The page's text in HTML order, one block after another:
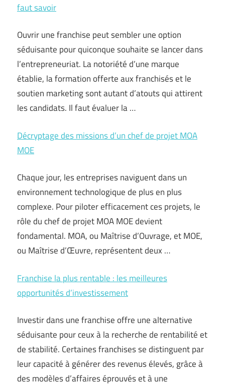
faut savoir
Ouvrir une franchise peut sembler une option
séduisante pour quiconque souhaite se lancer dans
l’entrepreneuriat. La notoriété d’une marque
établie, la formation offerte aux franchisés et le
soutien marketing sont autant d’atouts qui attirent
les candidats. Il faut évaluer la …
Décryptage des missions d’un chef de projet MOA
MOE
Chaque jour, les entreprises naviguent dans un
environnement technologique de plus en plus
complexe. Pour piloter efficacement ces projets, le
rôle du chef de projet MOA MOE devient
fondamental. MOA, ou Maîtrise d’Ouvrage, et MOE,
ou Maîtrise d’Œuvre, représentent deux …
Franchise la plus rentable : les meilleures
opportunités d’investissement
Investir dans une franchise offre une alternative
séduisante pour ceux à la recherche de rentabilité et
de stabilité. Certaines franchises se distinguent par
leur capacité à générer des revenus élevés, grâce à
des modèles d’affaires éprouvés et à une